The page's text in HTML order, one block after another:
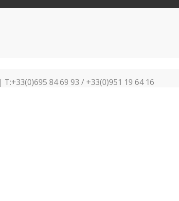
84 69 93 / +33(0)951 19 64 16